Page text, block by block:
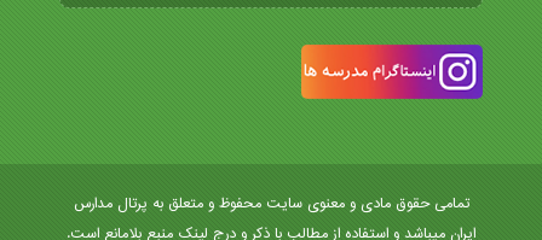
تمامی حقوق مادی و معنوی سایت محفوظ و متعلق به پرتال مدارس
ایران میباشد و استفاده از مطالب با ذکر و درج لینک منبع بلامانع است.